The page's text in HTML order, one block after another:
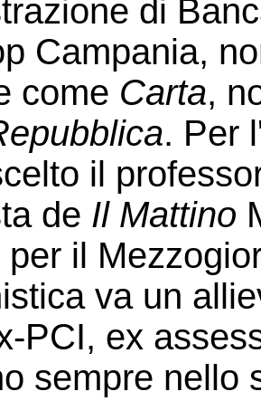
di
Campania,
come Carta,
. Per
il
de Il Mattino
per il
va un
PCI, ex
sempre nello